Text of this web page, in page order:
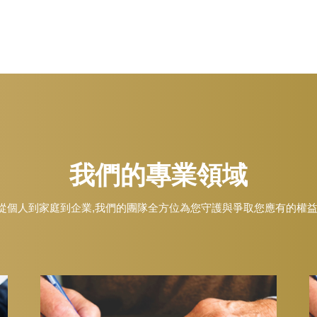
我們的專業領域
個人到家庭到企業,我們的團隊全方位為您守護與爭取您應有的權